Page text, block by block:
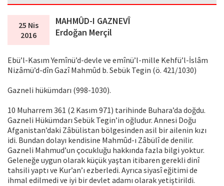
25 Nis
2016
MAHMÛD-I GAZNEVÎ
Erdoğan Merçil
Ebü’l-Kasım Yemînü’d-devle ve emînü’l-mille Kehfü’l-İslâm
Nizâmü’d-dîn Gazî Mahmûd b. Sebük Tegin (ö. 421/1030)
Gazneli hükümdarı (998-1030).
10 Muharrem 361 (2 Kasım 971) tarihinde Buhara’da doğdu.
Gazneli Hükümdarı Sebük Tegin’in oğludur. Annesi Doğu
Afganistan’daki Zâbülistan bölgesinden asil bir ailenin kızı
idi. Bundan dolayı kendisine Mahmûd-ı Zâbülî de denilir.
Gazneli Mahmud’un çocukluğu hakkında fazla bilgi yoktur.
Geleneğe uygun olarak küçük yaştan itibaren gerekli dinî
tahsili yaptı ve Kur’an’ı ezberledi. Ayrıca siyasî eğitimi de
ihmal edilmedi ve iyi bir devlet adamı olarak yetiştirildi.